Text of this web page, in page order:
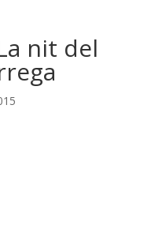
nit del